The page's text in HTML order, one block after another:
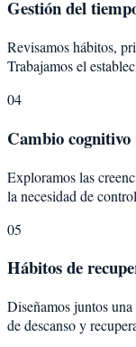
Gestión del
Revisamos hábitos,
Trabajamos el
04
Cambio cognitivo
Exploramos las
la necesidad de
05
Hábitos de
Diseñamos juntos
de descanso y